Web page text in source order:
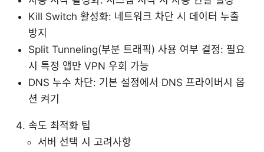
Kill Switch 활성화: 네트워크 차단 시 데이터 누출
방지
Split Tunneling(부분 트래픽) 사용 여부 결정: 필요
시 특정 앱만 VPN 우회 가능
DNS 누수 차단: 기본 설정에서 DNS 프라이버시 옵
션 켜기
속도 최적화 팁
서버 선택 시 고려사항